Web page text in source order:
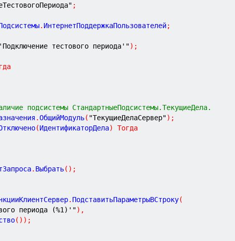
;
. ИнтернетПоддержкаПользователей;
тестового периода'") ;
подсистемы СтандартныеПодсистемы.ТекущиеДела.
.ОбщийМодуль( "ТекущиеДелаСервер") ;
(ИдентификаторДела)
Тогда
. Выбрать( ) ;
. ПодставитьПараметрыВСтроку(
периода (%1)'") ,
( ) ) ;